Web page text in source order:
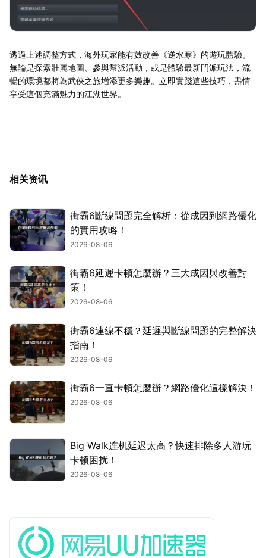
透過上述調整方式，海外玩家能有效改善《逆水寒》的遊玩體驗。
無論是探索壯麗地圖、參與幫派活動，或是體驗最新門派玩法，流
暢的環境都將為武俠之旅增添更多樂趣。立即實踐這些技巧，盡情
享受這個充滿魅力的江湖世界。
相关资讯
街霸6斷線問題完全解析：從成因到網路優化
的實用攻略！
2026-08-06
街霸6延遲卡頓怎麼辦？三大成因與改善對
策！
2026-08-06
街霸6連線不穩？延遲與斷線問題的完整解決
指南！
2026-08-06
街霸6一直卡頓怎麼辦？網路優化這樣解決！
2026-08-06
Big Walk连机延迟太高？快速排除多人游玩
卡顿困扰！
2026-08-06